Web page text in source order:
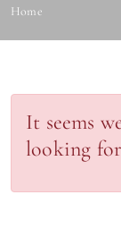
Home
It seems
looking